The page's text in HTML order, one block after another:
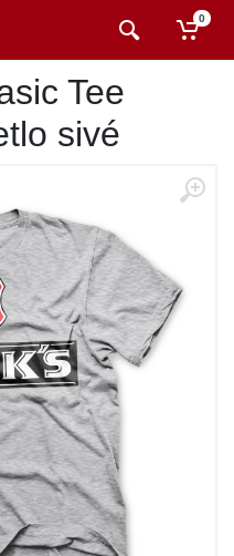
0
Tee
sivé